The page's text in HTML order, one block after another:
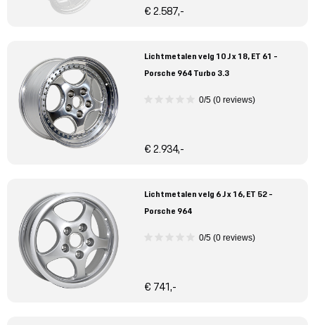
€ 2.587,-
Lichtmetalen velg 10 J x 18, ET 61 -
Porsche 964 Turbo 3.3
0/5 (0 reviews)
€ 2.934,-
Lichtmetalen velg 6 J x 16, ET 52 -
Porsche 964
0/5 (0 reviews)
€ 741,-